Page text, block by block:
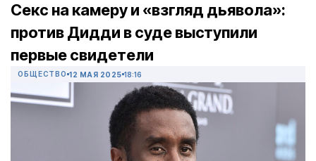
Секс на камеру и «взгляд дьявола»:
против Дидди в суде выступили
первые свидетели
ОБЩЕСТВО 12 МАЯ 2025 18:16